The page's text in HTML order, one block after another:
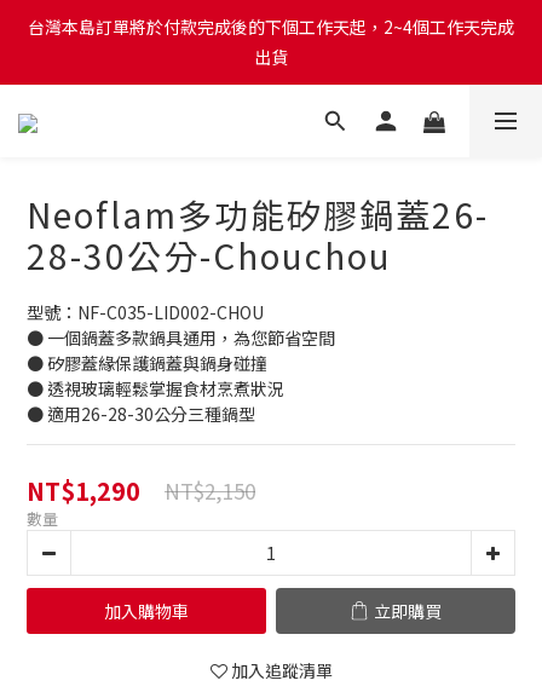
台灣本島訂單將於付款完成後的下個工作天起，2~4個工作天完成
出貨
台灣本島訂單將於付款完成後的下個工作天起，2~4個工作天完成
出貨
台灣本島消費滿$999免運費
台灣本島訂單將於付款完成後的下個工作天起，2~4個工作天完成
出貨
Neoflam多功能矽膠鍋蓋26-
28-30公分-Chouchou
型號：NF-C035-LID002-CHOU
● 一個鍋蓋多款鍋具通用，為您節省空間
● 矽膠蓋緣保護鍋蓋與鍋身碰撞
● 透視玻璃輕鬆掌握食材烹煮狀況
● 適用26-28-30公分三種鍋型
NT$1,290 NT$2,150
數量
加入購物車 立即購買
加入追蹤清單